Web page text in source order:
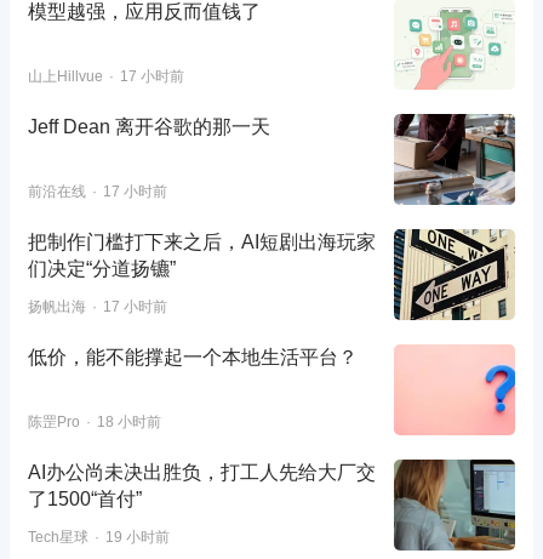
模型越强，应用反而值钱了
山上Hillvue 17 小时前
Jeff Dean 离开谷歌的那一天
前沿在线 17 小时前
把制作门槛打下来之后，AI短剧出海玩家
们决定“分道扬镳”
扬帆出海 17 小时前
低价，能不能撑起一个本地生活平台？
陈罡Pro 18 小时前
AI办公尚未决出胜负，打工人先给大厂交
了1500“首付”
Tech星球 19 小时前